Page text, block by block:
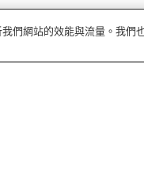
們網站的效能與流量。我們